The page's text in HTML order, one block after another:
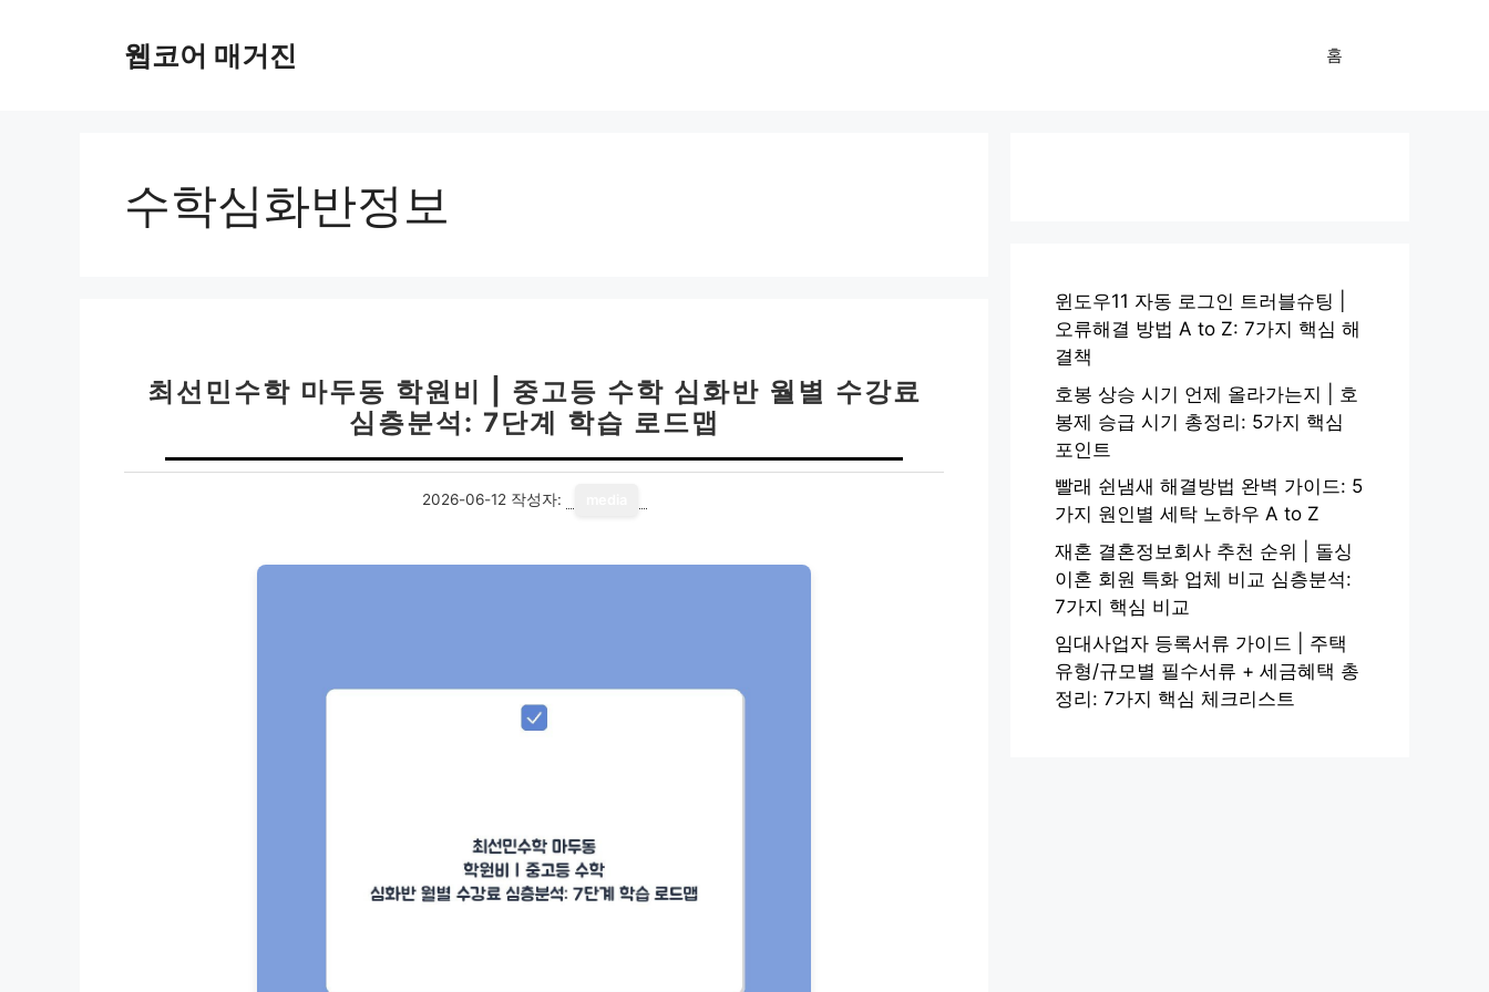
웹코어 매거진 홈
수학심화반정보
최선민수학 마두동 학원비 | 중고등 수학 심화반 월별 수강료
심층분석: 7단계 학습 로드맵
2026-06-12 작성자:
윈도우11 자동 로그인 트러블슈팅 |
오류해결 방법 A to Z: 7가지 핵심 해
결책
호봉 상승 시기 언제 올라가는지 | 호
봉제 승급 시기 총정리: 5가지 핵심
포인트
빨래 쉰냄새 해결방법 완벽 가이드: 5
가지 원인별 세탁 노하우 A to Z
재혼 결혼정보회사 추천 순위 | 돌싱
이혼 회원 특화 업체 비교 심층분석:
7가지 핵심 비교
임대사업자 등록서류 가이드 | 주택
유형/규모별 필수서류 + 세금혜택 총
정리: 7가지 핵심 체크리스트